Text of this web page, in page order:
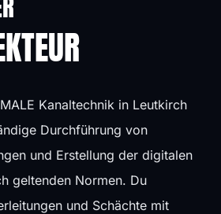
Kanaltechnik in Leutkirch
Durchführung von
und Erstellung der digitalen
geltenden Normen. Du
und Schächte mit